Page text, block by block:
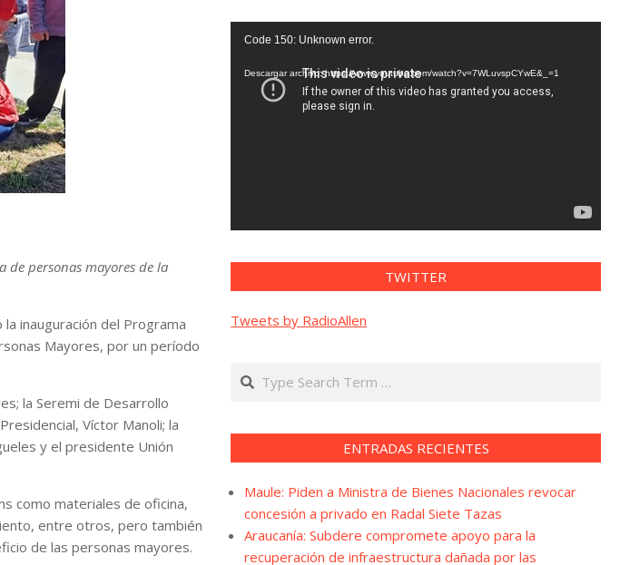
personas mayores de la
inauguración del Programa
Mayores, por un período
la Seremi de Desarrollo
Víctor Manoli; la
y el presidente Unión
como materiales de oficina,
entre otros, pero también
de las personas mayores.
Reproductor
vídeo
Code 150: Unknown error.
Descargar archivo: https://www.youtube.com/watch?v=7WLuvspCYwE&_=1
TWITTER
Tweets by RadioAllen
Search
ENTRADAS RECIENTES
Maule: Piden a Ministra de Bienes Nacionales revocar
concesión a privado en Radal Siete Tazas
Araucanía: Subdere compromete apoyo para la
recuperación de infraestructura dañada por las